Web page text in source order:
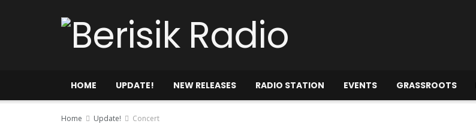
HOME UPDATE! NEW RELEASES RADIO STATION EVENTS GRASSROOTS
Home Update! Concert